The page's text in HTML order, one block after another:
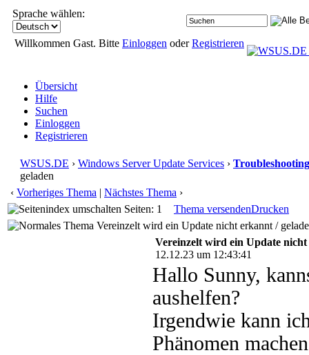
Sprache wählen:
Willkommen Gast. Bitte Einloggen oderRegistrieren
Übersicht
Hilfe
Suchen
Einloggen
Registrieren
WSUS.DE › Windows Server Update Services › Troubleshooting
geladen
‹ Vorheriges Thema | Nächstes Thema ›
Seiten: 1
Thema versendenDrucken
Vereinzelt wird ein Update nicht erkannt /
Vereinzelt wird ein Update
12.12.23 um 12:43:41
Hallo Sunny,
aushelfen?
Irgendwie kann
Phänomen